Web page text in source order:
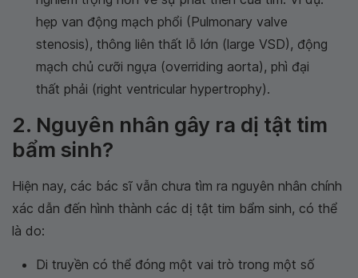
hẹp van động mạch phổi (Pulmonary valve
stenosis), thông liên thất lỗ lớn (large VSD), động
mạch chủ cưỡi ngựa (overriding aorta), phì đại
thất phải (right ventricular hypertrophy).
2. Nguyên nhân gây ra dị tật tim
bẩm sinh?
Hiện nay, các bác sĩ vẫn chưa tìm ra nguyên nhân chính
xác dẫn đến hình thành các dị tật tim bẩm sinh, có thể
là do:
Di truyền có thể đóng một vai trò trong một số